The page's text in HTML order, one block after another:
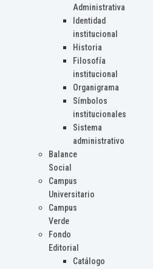
Administrativa
Identidad
institucional
Historia
Filosofía
institucional
Organigrama
Símbolos
institucionales
Sistema
administrativo
Balance
Social
Campus
Universitario
Campus
Verde
Fondo
Editorial
Catálogo